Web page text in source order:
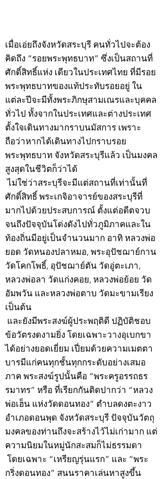
เมื่อเอ่ยถึงจังหวัดสระบุรี คนทั่วไปจะต้อง
คิดถึง “รอยพระพุทธบาท” ซึ่งเป็นสถานที่
ศักดิ์สิทธิ์แห่ง เดียวในประเทศไทย ที่มีรอย
พระพุทธบาทของแท้ประทับรอยอยู่ ใน
แต่ละปีจะมีทั้งพระภิกษุสามเณรและบุคคล
ทั่วไป ทั้งจากในประเทศและต่างประเทศ
ตั้งใจเดินทางมากราบนมัสการ เพราะ
ถือว่าหากได้เดินทางไปกราบรอย
พระพุทธบาท จังหวัดสระบุรีแล้ว เป็นมงคล
สูงสุดในชีวิตก็ว่าได้
ไม่ใช่ว่าสระบุรีจะมีแต่สถานที่เท่านั้นที่
ศักดิ์สิทธิ์ พระเกจิอาจารย์ของสระบุรีที่
มากไปด้วยประสบการณ์ ตั้งแต่อดีตจวบ
จนถึงปัจจุบันโด่งดังไปทั่วภูมิภาคและใน
ท้องถิ่นมีอยู่เป็นจำนวนมาก อาทิ หลวงพ่อ
ยอด วัดหนองปลาหมอ, พระอุปัชฌาย์กาน
วัดโคกโพธิ์, อุปัชฌาย์ตัน วัดอู่ตะเภา,
หลวงพ่อลา วัดแก่งคอย, หลวงพ่อย้อย วัด
อัมพวัน และหลวงพ่อตาบ วัดมะขามเรียง
เป็นต้น
และยังมีพระสงฆ์ผู้ประพฤติดี ปฏิบัติชอบ
ข้อวัตรงดงามยิ่ง โดยเฉพาะวางอุเบกขา
ได้อย่างยอดเยี่ยม เปี่ยมด้วยความเมตตา
บารมีแก่คนทุกชั้นทุกกระดับอย่างเสมอ
ภาค พระสงฆ์รูปนั้นคือ “พระครูอรรถธร
รมาทร” หรือ ที่เรียกกันติดปากว่า “หลวง
พ่อเฮ็น แห่งวัดดอนทอง” ตำบลดงตะงาว
อำเภอดอนพุด จังหวัดสระบุรี ปัจจุบันวัตถุ
มงคลของท่านถึงจะสร้างไว้ไม่เก่ามาก แต่
ความนิยมในหมู่นักสะสมก็ไม่ธรรมดา
โดยเฉพาะ “เหรียญรุ่นแรก” และ “พระ
กริ่งดอนทอง” สนนราคาเล่นหาสูงขึ้น